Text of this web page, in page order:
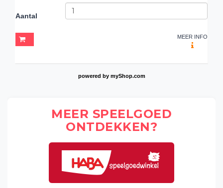
Aantal
MEER INFO
powered by myShop.com
MEER SPEELGOED
ONTDEKKEN?